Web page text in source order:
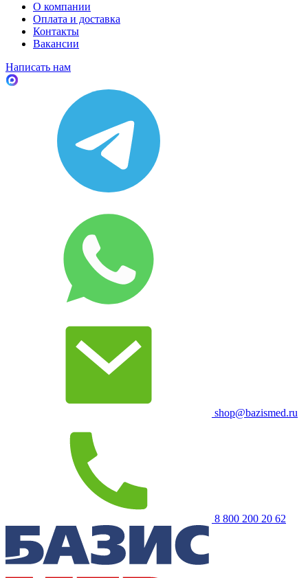
О компании
Оплата и доставка
Контакты
Вакансии
Написать нам
shop@bazismed.ru
8 800 200 20 62